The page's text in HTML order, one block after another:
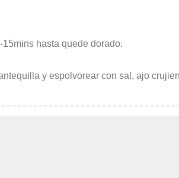
hasta quede dorado.
y espolvorear con sal, ajo